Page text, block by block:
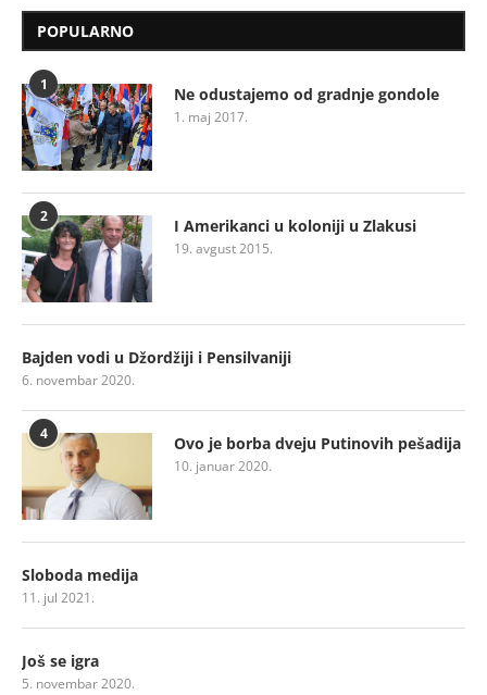
POPULARNO
1 Ne odustajemo od gradnje gondole
1. maj 2017.
2 I Amerikanci u koloniji u Zlakusi
19. avgust 2015.
Bajden vodi u Džordžiji i Pensilvaniji
6. novembar 2020.
4 Ovo je borba dveju Putinovih pešadija
10. januar 2020.
Sloboda medija
11. jul 2021.
Još se igra
5. novembar 2020.